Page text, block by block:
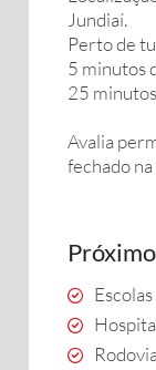
Jundiaí.
Perto de
5 minutos
25
Avalia
fechado
Escolas